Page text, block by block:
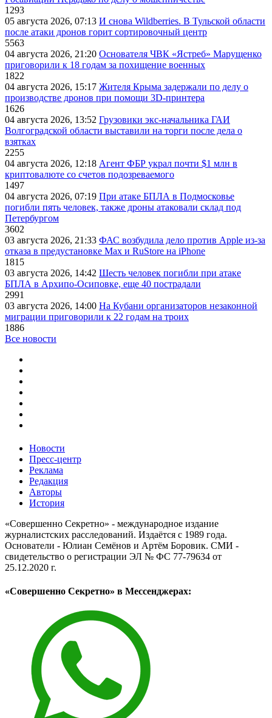
1293
05 августа 2026, 07:13 И снова Wildberries. В Тульской области
после атаки дронов горит сортировочный центр
5563
04 августа 2026, 21:20 Основателя ЧВК «Ястреб» Марущенко
приговорили к 18 годам за похищение военных
1822
04 августа 2026, 15:17 Жителя Крыма задержали по делу о
производстве дронов при помощи 3D‑принтера
1626
04 августа 2026, 13:52 Грузовики экс-начальника ГАИ
Волгоградской области выставили на торги после дела о
взятках
2255
04 августа 2026, 12:18 Агент ФБР украл почти $1 млн в
криптовалюте со счетов подозреваемого
1497
04 августа 2026, 07:19 При атаке БПЛА в Подмосковье
погибли пять человек, также дроны атаковали склад под
Петербургом
3602
03 августа 2026, 21:33 ФАС возбудила дело против Apple из-за
отказа в предустановке Max и RuStore на iPhone
1815
03 августа 2026, 14:42 Шесть человек погибли при атаке
БПЛА в Архипо-Осиповке, еще 40 пострадали
2991
03 августа 2026, 14:00 На Кубани организаторов незаконной
миграции приговорили к 22 годам на троих
1886
Все новости
Новости
Пресс-центр
Реклама
Редакция
Авторы
История
«Совершенно Секретно» - международное издание
журналистских расследований. Издаётся с 1989 года.
Основатели - Юлиан Семёнов и Артём Боровик. CМИ -
свидетельство о регистрации ЭЛ № ФС 77-79634 от
25.12.2020 г.
«Совершенно Секретно» в Мессенджерах: